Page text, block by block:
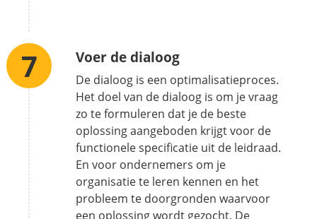
Voer de dialoog
De dialoog is een optimalisatieproces.
Het doel van de dialoog is om je vraag
zo te formuleren dat je de beste
oplossing aangeboden krijgt voor de
functionele specificatie uit de leidraad.
En voor ondernemers om je
organisatie te leren kennen en het
probleem te doorgronden waarvoor
een oplossing wordt gezocht. De